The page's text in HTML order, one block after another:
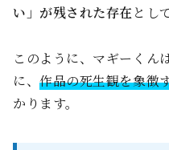
い」が残された存在 とし
このように、マギーくん
に、作品の死生観を象徴
かります。